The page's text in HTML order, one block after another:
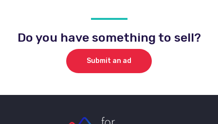
Do you have something to sell?
Submit an ad